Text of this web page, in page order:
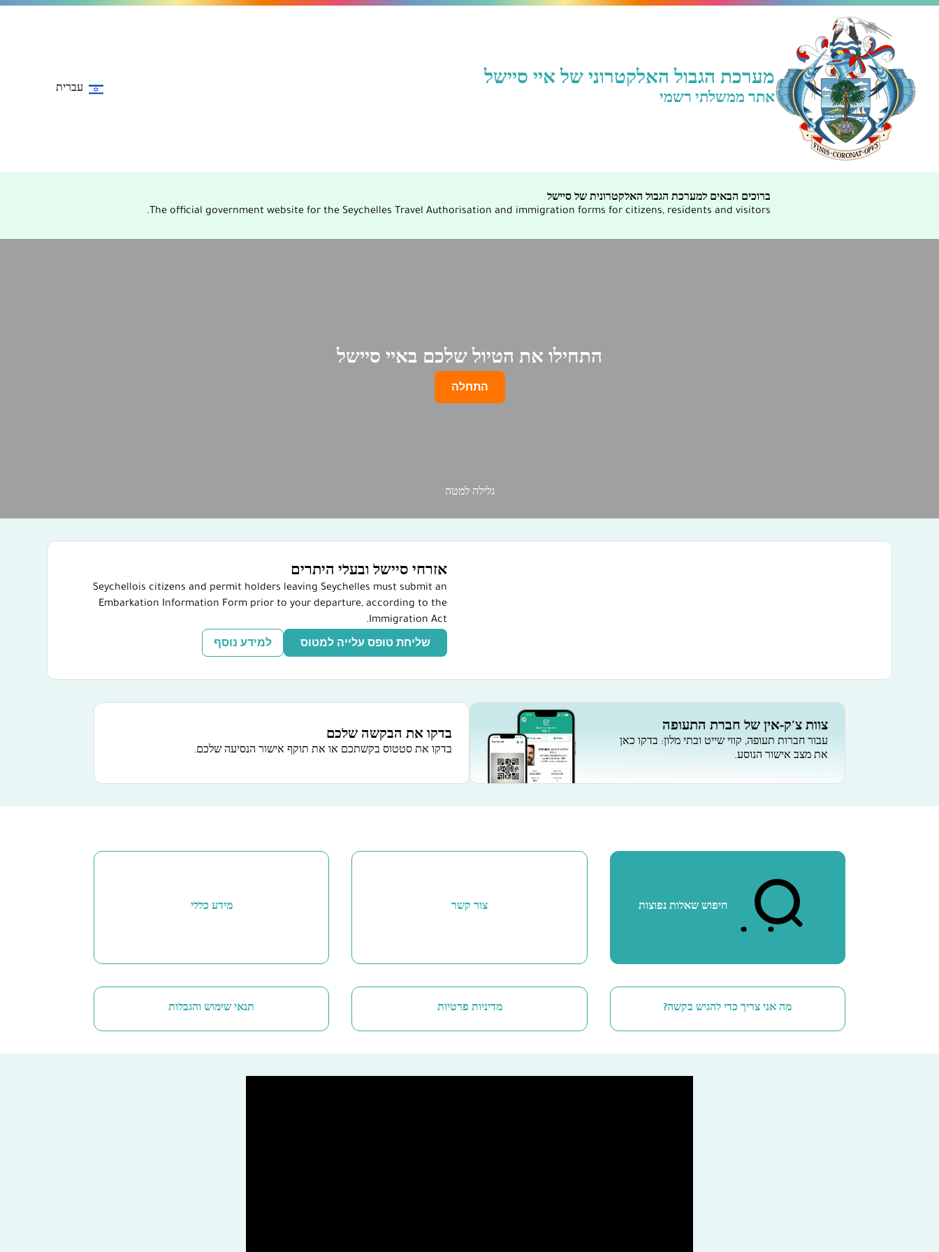
מערכת הגבול האלקטרוני של איי סיישל
אתר ממשלתי רשמי
עברית
ברוכים הבאים למערכת הגבול האלקטרונית של סיישל
The official government website for the Seychelles Travel Authorisation and immigration forms for citizens, residents and visitors.
התחילו את הטיול שלכם באיי סיישל
התחלה
גלילה למטה
אזרחי סיישל ובעלי היתרים
Seychellois citizens and permit holders leaving Seychelles must submit an
Embarkation Information Form prior to your departure, according to the
Immigration Act.
שליחת טופס עלייה למטוס למידע נוסף
צוות צ'ק-אין של חברת התעופה
עבור חברות תעופה, קווי שייט ובתי מלון: בדקו כאן
את מצב אישור הנוסע.
בדקו את הבקשה שלכם
בדקו את סטטוס בקשתכם או את תוקף אישור הנסיעה שלכם.
חיפוש שאלות נפוצות צור קשר מידע כללי
מה אני צריך כדי להגיש בקשה? מדיניות פרטיות תנאי שימוש והגבלות